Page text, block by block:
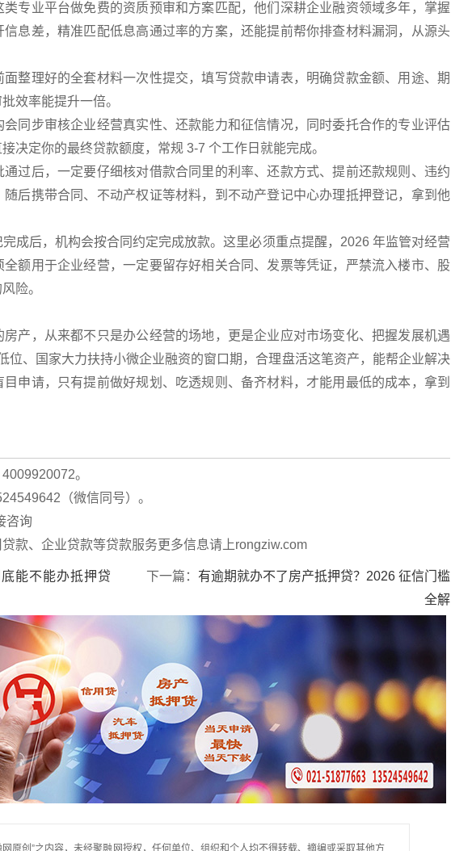
专业平台做免费的资质预审和方案匹配，他们深耕企业融资领域多年，掌握
息差，精准匹配低息高通过率的方案，还能提前帮你排查材料漏洞，从源头
面整理好的全套材料一次性提交，填写贷款申请表，明确贷款金额、用途、期
效率能提升一倍。
会同步审核企业经营真实性、还款能力和征信情况，同时委托合作的专业评估
决定你的最终贷款额度，常规 3-7 个工作日就能完成。
通过后，一定要仔细核对借款合同里的利率、还款方式、提前还款规则、违约
后携带合同、不动产权证等材料，到不动产登记中心办理抵押登记，拿到他
完成后，机构会按合同约定完成放款。这里必须重点提醒，2026 年监管对经营
额用于企业经营，一定要留存好相关合同、发票等凭证，严禁流入楼市、股
险。
产，从来都不只是办公经营的场地，更是企业应对市场变化、把握发展机遇
位、国家大力扶持小微企业融资的窗口期，合理盘活这笔资产，能帮企业解决
申请，只有提前做好规划、吃透规则、备齐材料，才能用最低的成本，拿到
。
（微信同号）。
咨询
款、企业贷款等贷款服务更多信息请上rongziw.com
能不能办抵押贷
下一篇： 有逾期就办不了房产抵押贷？2026 征信门槛
全解
网原创”之内容，未经聚融网授权，任何单位、组织和个人均不得转载、摘编或采取其他方